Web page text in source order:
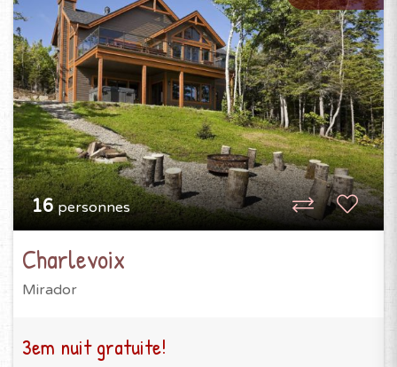
16personnes
Charlevoix
Mirador
3em nuit gratuite!